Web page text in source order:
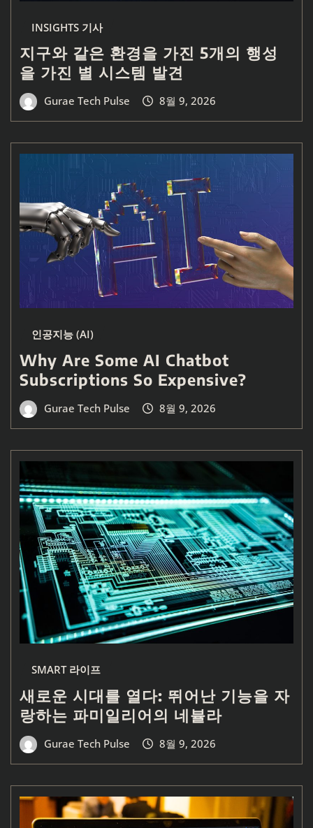
INSIGHTS 기사
지구와 같은 환경을 가진 5개의 행성
을 가진 별 시스템 발견
Gurae Tech Pulse 8월 9, 2026
인공지능 (AI)
Why Are Some AI Chatbot
Subscriptions So Expensive?
Gurae Tech Pulse 8월 9, 2026
SMART 라이프
새로운 시대를 열다: 뛰어난 기능을 자
랑하는 파미일리어의 네뷸라
Gurae Tech Pulse 8월 9, 2026